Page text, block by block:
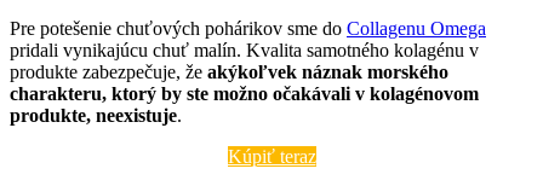
Pre potešenie chuťových pohárikov sme do Collagenu Omega
pridali vynikajúcu chuť malín. Kvalita samotného kolagénu v
produkte zabezpečuje, že akýkoľvek náznak morského
charakteru, ktorý by ste možno očakávali v kolagénovom
produkte, neexistuje.
Kúpiť teraz